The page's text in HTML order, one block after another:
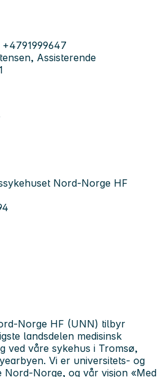
Assisterende
Nord-Norge HF
Norge HF (UNN) tilbyr
landsdelen medisinsk
ved våre sykehus i Tromsø,
Vi er universitets- og
Nord-Norge, og vår visjon «Med